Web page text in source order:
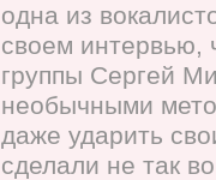
одна из
своем интервью,
группы Сергей
необычными
даже ударить
сделали не так